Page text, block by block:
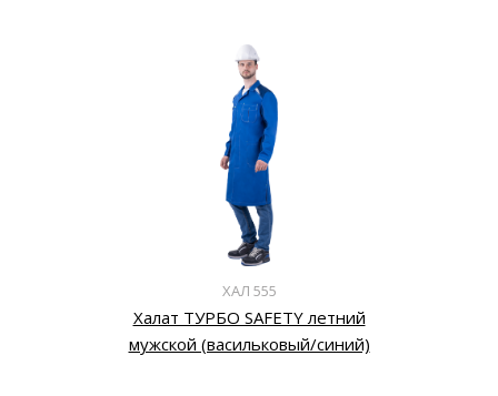
ХАЛ 555
Халат ТУРБО SAFETY летний
мужской (васильковый/синий)